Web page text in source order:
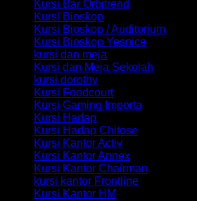
Kursi Bar Orbitrend
Kursi Bioskop
Kursi Bioskop / Auditorium
Kursi Bioskop Yesnice
kursi dan meja
Kursi dan Meja Sekolah
kursi dorothy
Kursi Foodcourt
Kursi Gaming Importa
Kursi Hadap
Kursi Hadap Chitose
Kursi Kantor Activ
Kursi Kantor Annex
Kursi Kantor Chairman
kursi kantor Frontline
Kursi Kantor HM